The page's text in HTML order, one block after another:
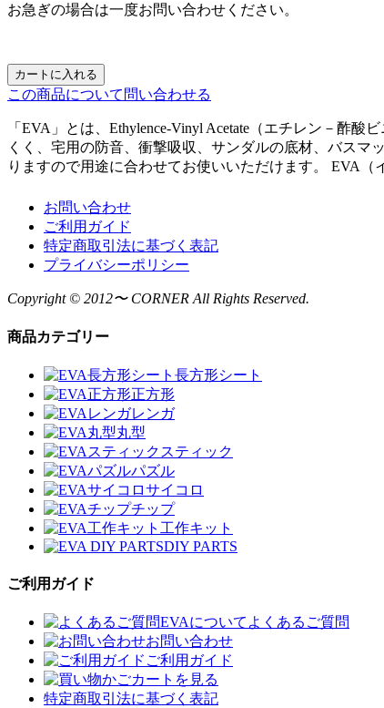
お急ぎの場合は一度お問い合わせください。
カートに入れる
この商品について問い合わせる
「EVA」とは、Ethylence-Vinyl Acetate（エチレン－酢
くく、宅用の防音、衝撃吸収、サンダルの底材、バス
りますので用途に合わせてお使いいただけます。 EVA
お問い合わせ
ご利用ガイド
特定商取引法に基づく表記
プライバシーポリシー
Copyright © 2012〜 CORNER All Rights Reserved.
商品カテゴリー
長方形シート
正方形
レンガ
丸型
スティック
パズル
サイコロ
チップ
工作キット
DIY PARTS
ご利用ガイド
EVAについてよくあるご質問
お問い合わせ
ご利用ガイド
カートを見る
特定商取引法に基づく表記